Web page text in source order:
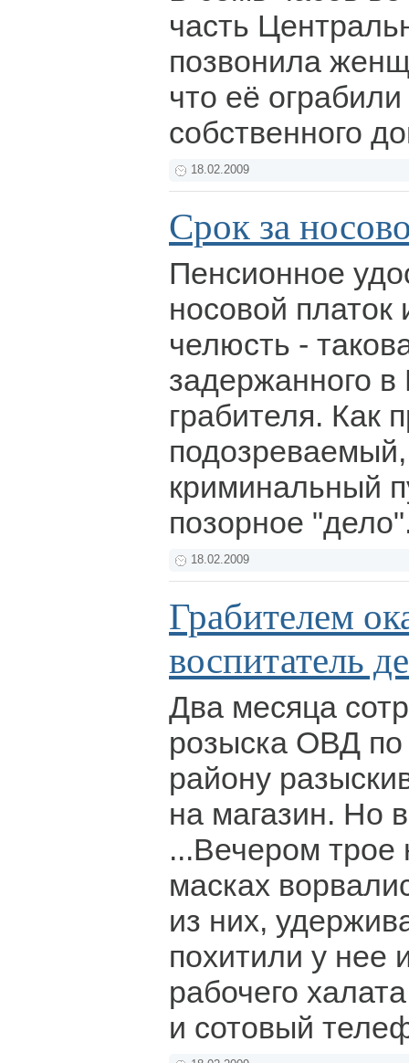
часть
позвонила
что её
собственного
18.02.2009
Срок за
Пенсионное
носовой платок
челюсть -
задержанного в
грабителя. Как
подозреваемый,
криминальный
позорное
18.02.2009
Грабителем
воспитатель
Два месяца
розыска ОВД по
району
на магазин. Но
...Вечером трое
масках
из них,
похитили у нее
рабочего
и сотовый